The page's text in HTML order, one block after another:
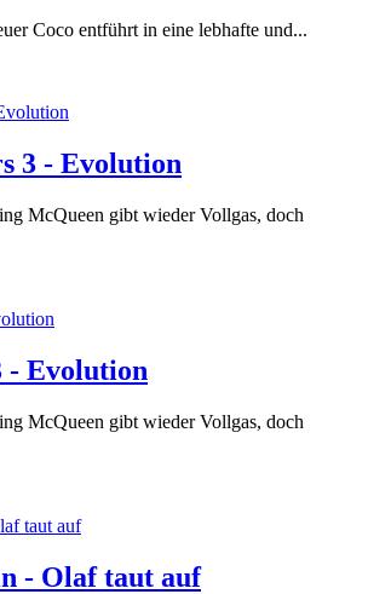
Coco entführt in eine lebhafte und...
3 - Evolution
McQueen gibt wieder Vollgas, doch
- Evolution
McQueen gibt wieder Vollgas, doch
- Olaf taut auf